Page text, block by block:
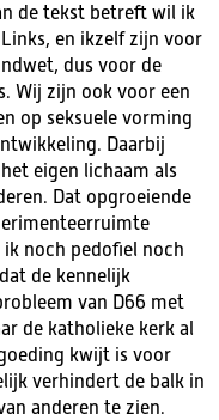
de tekst betreft wil ik
en ikzelf zijn voor
dus voor de
Wij zijn ook voor een
op seksuele vorming
Daarbij
eigen lichaam als
Dat opgroeiende
noch pedofiel noch
de kennelijk
van D66 met
de katholieke kerk al
kwijt is voor
verhindert de balk in
anderen te zien.